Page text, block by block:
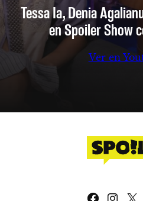
Tessa Ia, Denia
en Spoiler Show
Ver en